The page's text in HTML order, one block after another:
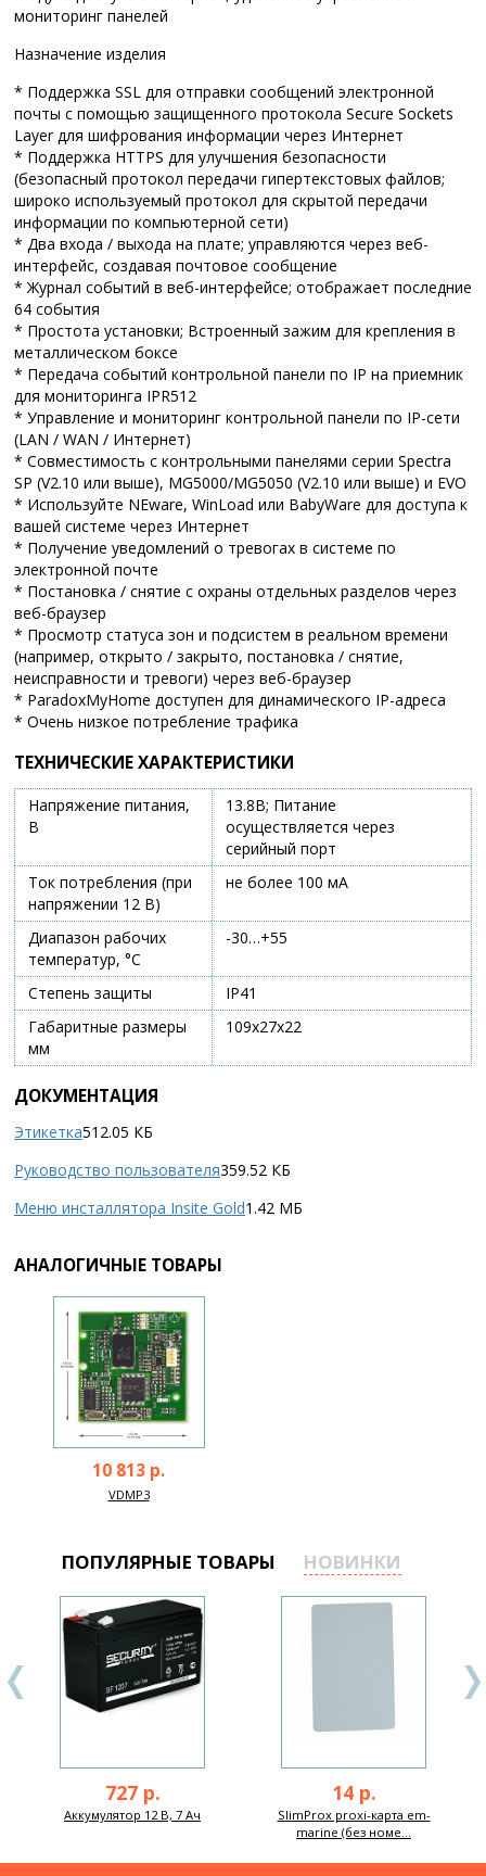
мониторинг панелей
Назначение изделия
* Поддержка SSL для отправки сообщений электронной
почты с помощью защищенного протокола Secure Sockets
Layer для шифрования информации через Интернет
* Поддержка HTTPS для улучшения безопасности
(безопасный протокол передачи гипертекстовых файлов;
широко используемый протокол для скрытой передачи
информации по компьютерной сети)
* Два входа / выхода на плате; управляются через веб-
интерфейс, создавая почтовое сообщение
* Журнал событий в веб-интерфейсе; отображает последние
64 события
* Простота установки; Встроенный зажим для крепления в
металлическом боксе
* Передача событий контрольной панели по IP на приемник
для мониторинга IPR512
* Управление и мониторинг контрольной панели по IP-сети
(LAN / WAN / Интернет)
* Совместимость с контрольными панелями серии Spectra
SP (V2.10 или выше), MG5000/MG5050 (V2.10 или выше) и EVO
* Используйте NEware, WinLoad или BabyWare для доступа к
вашей системе через Интернет
* Получение уведомлений о тревогах в системе по
электронной почте
* Постановка / снятие с охраны отдельных разделов через
веб-браузер
* Просмотр статуса зон и подсистем в реальном времени
(например, открыто / закрыто, постановка / снятие,
неисправности и тревоги) через веб-браузер
* ParadoxMyHome доступен для динамического IP-адреса
* Очень низкое потребление трафика
ТЕХНИЧЕСКИЕ ХАРАКТЕРИСТИКИ
Напряжение питания,
В
13.8В; Питание
осуществляется через
серийный порт
Ток потребления (при
напряжении 12 В)
не более 100 мА
Диапазон рабочих
температур, °С
-30…+55
Степень защиты
IP41
Габаритные размеры
мм
109х27х22
ДОКУМЕНТАЦИЯ
Этикетка512.05 КБ
Руководство пользователя359.52 КБ
Меню инсталлятора Insite Gold1.42 МБ
АНАЛОГИЧНЫЕ ТОВАРЫ
10 813 р.
VDMP3
ПОПУЛЯРНЫЕ ТОВАРЫ НОВИНКИ
727 р.
Аккумулятор 12 В, 7 Ач
14 р.
SlimProx proxi-карта em-
marine (без номе...